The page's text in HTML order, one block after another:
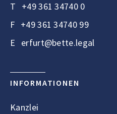
T +49 361 34740 0
F +49 361 34740 99
E erfurt@bette.legal
INFORMATIONEN
Kanzlei